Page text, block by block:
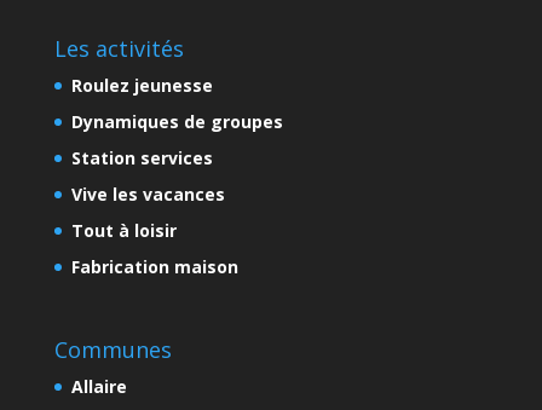
Les activités
Roulez jeunesse
Dynamiques de groupes
Station services
Vive les vacances
Tout à loisir
Fabrication maison
Communes
Allaire